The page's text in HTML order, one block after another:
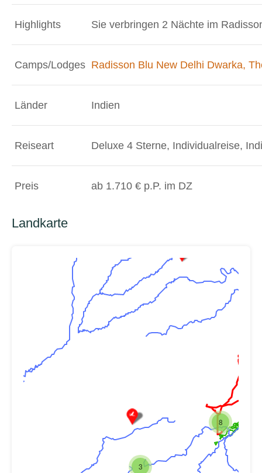
Highlights Sie verbringen 2 Nächte im
Camps/Lodges Radisson Blu New Delhi Dwarka,
Länder Indien
Reiseart Deluxe 4 Sterne, Individualreise,
Preis ab 1.710 € p.P. im DZ
Landkarte
3
8